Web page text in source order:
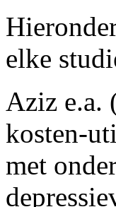
elke
Aziz e.a.
kosten-
met